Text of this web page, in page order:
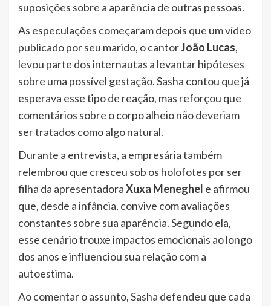
suposições sobre a aparência de outras pessoas.
As especulações começaram depois que um vídeo
publicado por seu marido, o cantorJoão Lucas,
levou parte dos internautas a levantar hipóteses
sobre uma possível gestação. Sasha contou que já
esperava esse tipo de reação, mas reforçou que
comentários sobre o corpo alheio não deveriam
ser tratados como algo natural.
Durante a entrevista, a empresária também
relembrou que cresceu sob os holofotes por ser
filha da apresentadoraXuxa Meneghel e afirmou
que, desde a infância, convive com avaliações
constantes sobre sua aparência. Segundo ela,
esse cenário trouxe impactos emocionais ao longo
dos anos e influenciou sua relação com a
autoestima.
Ao comentar o assunto, Sasha defendeu que cada